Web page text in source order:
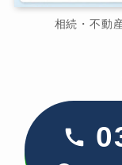
相続・不動